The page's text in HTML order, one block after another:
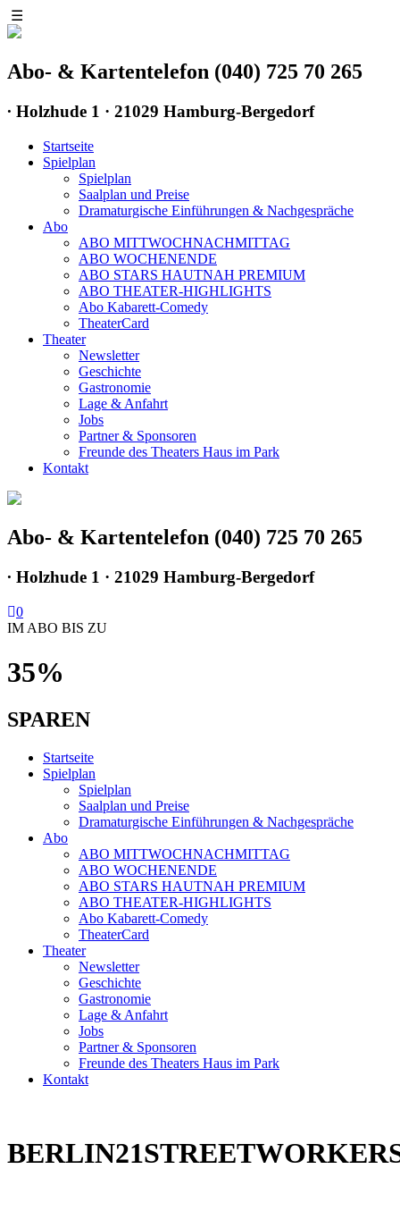
☰
Abo- & Kartentelefon (040) 725 70 265
∙ Holzhude 1 · 21029 Hamburg-Bergedorf
Startseite
Spielplan
Spielplan
Saalplan und Preise
Dramaturgische Einführungen & Nachgespräche
Abo
ABO MITTWOCHNACHMITTAG
ABO WOCHENENDE
ABO STARS HAUTNAH PREMIUM
ABO THEATER-HIGHLIGHTS
Abo Kabarett-Comedy
TheaterCard
Theater
Newsletter
Geschichte
Gastronomie
Lage & Anfahrt
Jobs
Partner & Sponsoren
Freunde des Theaters Haus im Park
Kontakt
Abo- & Kartentelefon (040) 725 70 265
∙ Holzhude 1 · 21029 Hamburg-Bergedorf
0
IM ABO BIS ZU
35%
SPAREN
Startseite
Spielplan
Spielplan
Saalplan und Preise
Dramaturgische Einführungen & Nachgespräche
Abo
ABO MITTWOCHNACHMITTAG
ABO WOCHENENDE
ABO STARS HAUTNAH PREMIUM
ABO THEATER-HIGHLIGHTS
Abo Kabarett-Comedy
TheaterCard
Theater
Newsletter
Geschichte
Gastronomie
Lage & Anfahrt
Jobs
Partner & Sponsoren
Freunde des Theaters Haus im Park
Kontakt